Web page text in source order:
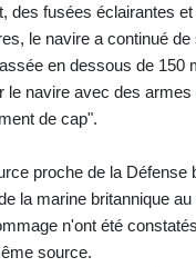
des fusées éclairantes
le navire a continué
en dessous de 150
le navire avec des
de cap".
proche de la
la marine britannique
n'ont été
source.